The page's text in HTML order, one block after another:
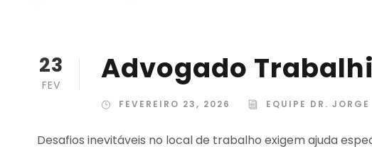
23
FEV Advogado
FEVEREIRO 23, 2026 EQUIPE DR. JORGE
Desafios inevitáveis no local de trabalho exigem ajuda